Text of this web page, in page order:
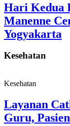
Hari Kedua
Manenne
Yogyakarta
Kesehatan
Kesehatan
Layanan
Guru,